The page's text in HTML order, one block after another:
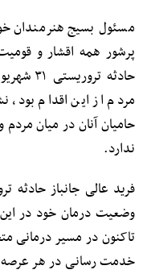
مسئول بسیج هنرمندان
پرشور همه اقشار و
حادثه
مردم از این اقدام
حامیان آنان در میان مردم
ندارد.
فرید عالی جانباز حادثه
وضعیت درمان خود در
تاکنون در مسیر درمانی
خدمت رسانی در هر عرصه